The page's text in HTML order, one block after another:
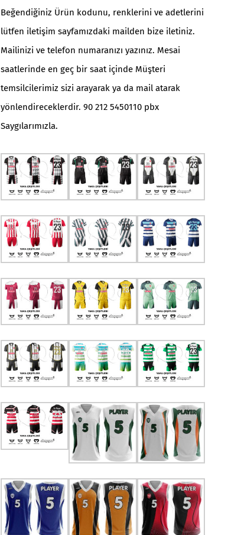
Beğendiğiniz Ürün kodunu, renklerini ve adetlerini
lütfen iletişim sayfamızdaki mailden bize iletiniz.
Mailinizi ve telefon numaranızı yazınız. Mesai
saatlerinde en geç bir saat içinde Müşteri
temsilcilerimiz sizi arayarak ya da mail atarak
yönlendireceklerdir. 90 212 5450110 pbx
Saygılarımızla.